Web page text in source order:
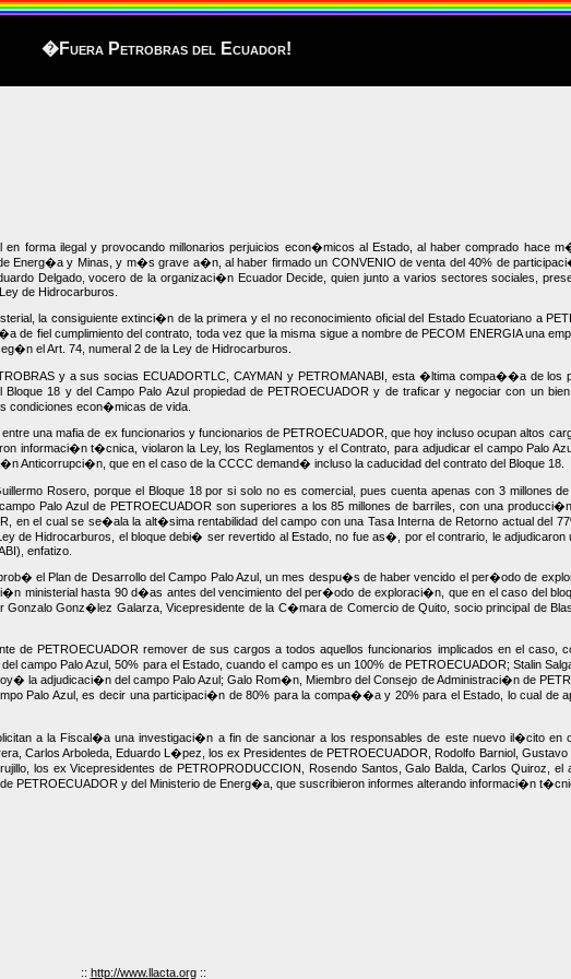
�Fuera Petrobras del Ecuador!
forma ilegal y provocando millonarios perjuicios econ�micos al Estado, al haber comprado hace
Energ�a y Minas, y m�s grave a�n, al haber firmado un CONVENIO de venta del 40% de
Delgado, vocero de la organizaci�n Ecuador Decide, quien junto a varios sectores sociales,
de Hidrocarburos.
la consiguiente extinci�n de la primera y el no reconocimiento oficial del Estado Ecuatoriano a
de fiel cumplimiento del contrato, toda vez que la misma sigue a nombre de PECOM ENERGIA una
el Art. 74, numeral 2 de la Ley de Hidrocarburos.
y a sus socias ECUADORTLC, CAYMAN y PETROMANABI, esta �ltima compa��a de
18 y del Campo Palo Azul propiedad de PETROECUADOR y de traficar y negociar con un
condiciones econ�micas de vida.
una mafia de ex funcionarios y funcionarios de PETROECUADOR, que hoy incluso ocupan altos
t�cnica, violaron la Ley, los Reglamentos y el Contrato, para adjudicar el campo Palo
Anticorrupci�n, que en el caso de la CCCC demand� incluso la caducidad del contrato del Bloque 18.
Rosero, porque el Bloque 18 por si solo no es comercial, pues cuenta apenas con 3 millones
Palo Azul de PETROECUADOR son superiores a los 85 millones de barriles, con una
en el cual se se�ala la alt�sima rentabilidad del campo con una Tasa Interna de Retorno actual del
de Hidrocarburos, el bloque debi� ser revertido al Estado, no fue as�, por el contrario, le adjudicaron
enfatizo.
el Plan de Desarrollo del Campo Palo Azul, un mes despu�s de haber vencido el per�odo de
ministerial hasta 90 d�as antes del vencimiento del per�odo de exploraci�n, que en el caso del
Gonz�lez Galarza, Vicepresidente de la C�mara de Comercio de Quito, socio principal de
PETROECUADOR remover de sus cargos a todos aquellos funcionarios implicados en el caso,
Palo Azul, 50% para el Estado, cuando el campo es un 100% de PETROECUADOR; Stalin
la adjudicaci�n del campo Palo Azul; Galo Rom�n, Miembro del Consejo de Administraci�n de
Palo Azul, es decir una participaci�n de 80% para la compa��a y 20% para el Estado, lo cual de
a la Fiscal�a una investigaci�n a fin de sancionar a los responsables de este nuevo il�cito en
Carlos Arboleda, Eduardo L�pez, los ex Presidentes de PETROECUADOR, Rodolfo Barniol,
los ex Vicepresidentes de PETROPRODUCCION, Rosendo Santos, Galo Balda, Carlos Quiroz, el
PETROECUADOR y del Ministerio de Energ�a, que suscribieron informes alterando informaci�n
:: http://www.llacta.org::